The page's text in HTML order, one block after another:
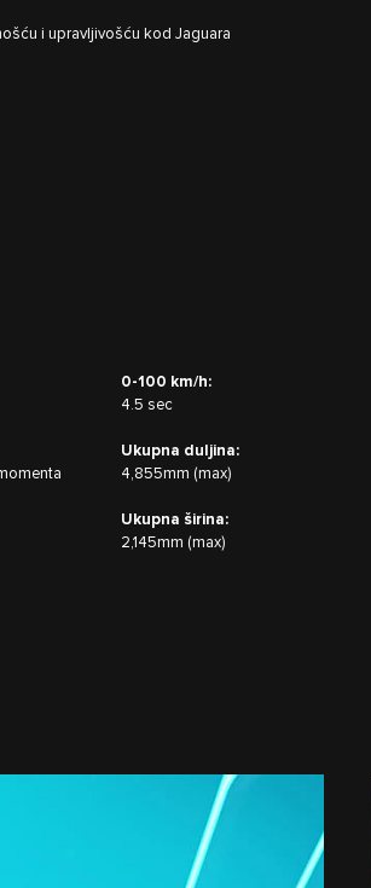
i upravljivošću kod Jaguara
0-100 km/h:
4.5 sec
Ukupna duljina:
4,855mm (max)
Ukupna širina:
2,145mm (max)